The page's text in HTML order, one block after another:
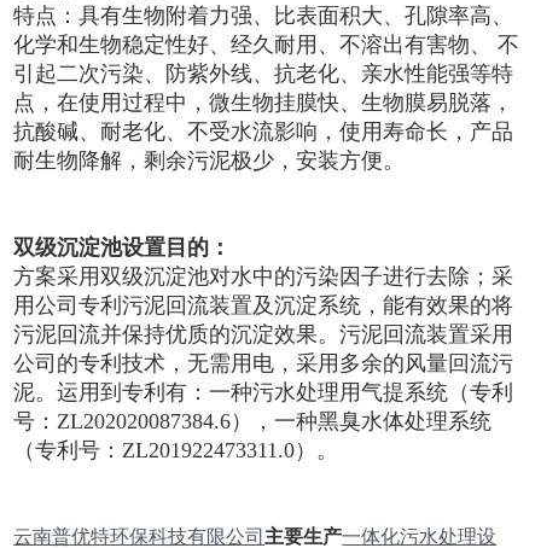
特点：具有生物附着力强、比表面积大、孔隙率高、
化学和生物稳定性好、经久耐用、不溶出有害物、 不
引起二次污染、防紫外线、抗老化、亲水性能强等特
点，在使用过程中，微生物挂膜快、生物膜易脱落，
抗酸碱、耐老化、不受水流影响，使用寿命长，产品
耐生物降解，剩余污泥极少，安装方便。
双级沉淀池设置目的：
方案采用双级沉淀池对水中的污染因子进行去除；采
用公司专利污泥回流装置及沉淀系统，能有效果的将
污泥回流并保持优质的沉淀效果。污泥回流装置采用
公司的专利技术，无需用电，采用多余的风量回流污
泥。运用到专利有：一种污水处理用气提系统（专利
号：ZL202020087384.6），一种黑臭水体处理系统
（专利号：ZL201922473311.0）。
云南普优特环保科技有限公司 主要生产一体化污水处理设